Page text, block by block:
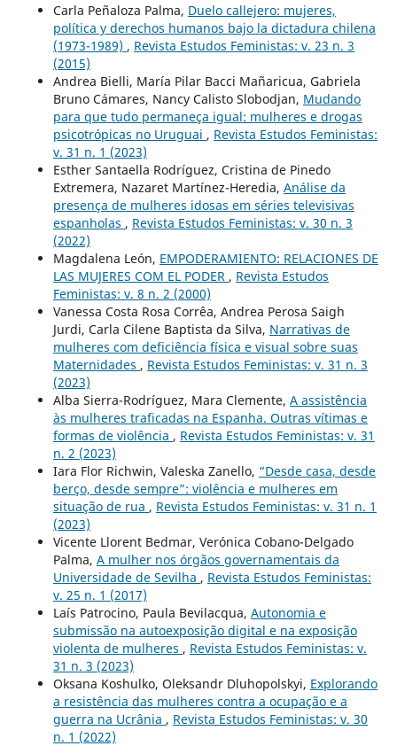
Carla Peñaloza Palma, Duelo callejero: mujeres,
política y derechos humanos bajo la dictadura chilena
(1973-1989) , Revista Estudos Feministas: v. 23 n. 3
(2015)
Andrea Bielli, María Pilar Bacci Mañaricua, Gabriela
Bruno Cámares, Nancy Calisto Slobodjan, Mudando
para que tudo permaneça igual: mulheres e drogas
psicotrópicas no Uruguai , Revista Estudos Feministas:
v. 31 n. 1 (2023)
Esther Santaella Rodríguez, Cristina de Pinedo
Extremera, Nazaret Martínez-Heredia, Análise da
presença de mulheres idosas em séries televisivas
espanholas , Revista Estudos Feministas: v. 30 n. 3
(2022)
Magdalena León, EMPODERAMIENTO: RELACIONES DE
LAS MUJERES COM EL PODER , Revista Estudos
Feministas: v. 8 n. 2 (2000)
Vanessa Costa Rosa Corrêa, Andrea Perosa Saigh
Jurdi, Carla Cilene Baptista da Silva, Narrativas de
mulheres com deficiência física e visual sobre suas
Maternidades , Revista Estudos Feministas: v. 31 n. 3
(2023)
Alba Sierra-Rodríguez, Mara Clemente, A assistência
às mulheres traficadas na Espanha. Outras vítimas e
formas de violência , Revista Estudos Feministas: v. 31
n. 2 (2023)
Iara Flor Richwin, Valeska Zanello, “Desde casa, desde
berço, desde sempre”: violência e mulheres em
situação de rua , Revista Estudos Feministas: v. 31 n. 1
(2023)
Vicente Llorent Bedmar, Verónica Cobano-Delgado
Palma, A mulher nos órgãos governamentais da
Universidade de Sevilha , Revista Estudos Feministas:
v. 25 n. 1 (2017)
Laís Patrocino, Paula Bevilacqua, Autonomia e
submissão na autoexposição digital e na exposição
violenta de mulheres , Revista Estudos Feministas: v.
31 n. 3 (2023)
Oksana Koshulko, Oleksandr Dluhopolskyi, Explorando
a resistência das mulheres contra a ocupação e a
guerra na Ucrânia , Revista Estudos Feministas: v. 30
n. 1 (2022)